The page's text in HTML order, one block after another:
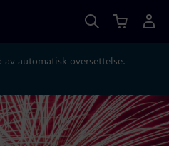
av automatisk oversettelse.